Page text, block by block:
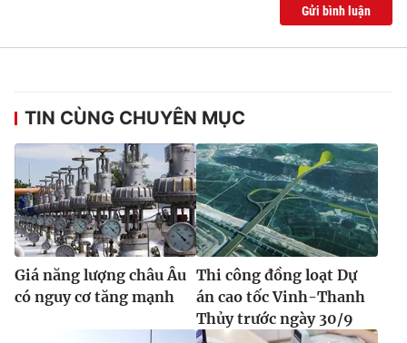
® Cấm sao chép dưới mọi hình thức nếu không có sự chấp
thuận bằng văn bản. Ghi rõ nguồn VTV.vn khi phát hành lại
Gửi bình luận
TIN CÙNG CHUYÊN MỤC
Giá năng lượng châu Âu
có nguy cơ tăng mạnh
Thi công đồng loạt Dự
án cao tốc Vinh-Thanh
Thủy trước ngày 30/9